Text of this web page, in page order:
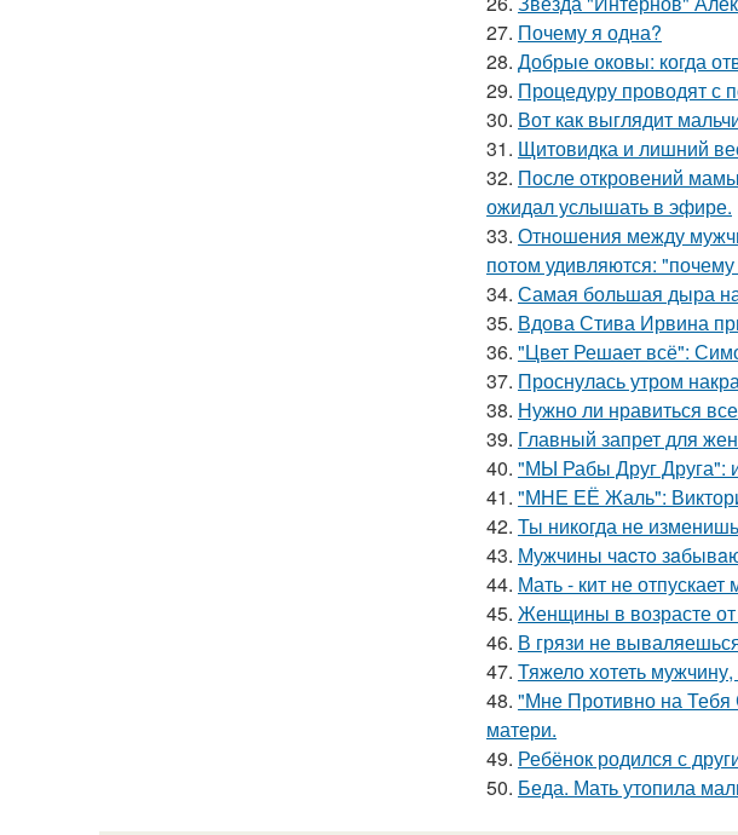
27. Почему я одна?
28. Добрые оковы: когда
29. Процедуру проводят с
30. Вот как выглядит
31. Щитовидка и лишний
32. После откровений
ожидал услышать в эфире.
33. Отношения между
потом удивляются:
34. Самая большая дыра
35. Вдова Стива Ирвина
36. "Цвет Решает всё":
37. Проснулась утром
38. Нужно ли нравиться
39. Главный запрет для
40. "МЫ Рабы Друг Друга":
41. "МНЕ ЕЁ Жаль":
42. Ты никогда не
43. Мужчины чacтo
44. Мать - кит не
45. Женщины в возрасте
46. В грязи не
47. Тяжело хотеть
48. "Мне Противно на Тебя
матери.
49. Ребёнок родился с
50. Беда. Мать утопила